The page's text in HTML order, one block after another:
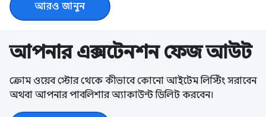
আরও জানুন
আপনার এক্সটেনশন ফেজ আউট
ক্রোম ওয়েব স্টোর থেকে কীভাবে কোনো আইটেম লিস্টিং সরাবেন
অথবা আপনার পাবলিশার অ্যাকাউন্ট ডিলিট করবেন।